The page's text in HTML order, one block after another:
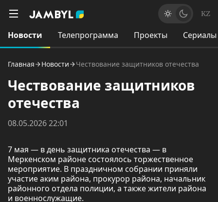
KZ
Новости Телепрограмма Проекты Сериалы
Главная Новости Чествование защитников отечества
Чествование защитников
отечества
08.05.2026 22:01
7 мая — в день защитника отечества — в
Меркенском районе состоялось торжественное
мероприятие. В праздничном собрании приняли
участие аким района, прокурор района, начальник
районного отдела полиции, а также жители района
и военнослужащие.